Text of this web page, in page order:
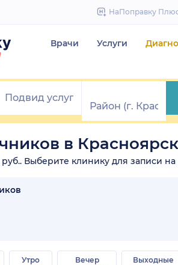
НаПоправку
Врачи Услуги
в
Выберите клинику для записи
Утро
Вечер
Выходные